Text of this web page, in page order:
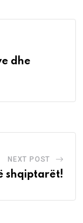
dhe
NEXT POST
shqiptarët!